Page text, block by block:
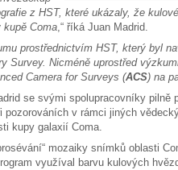
z HST, které ukázaly, že
Coma,“ říká Juan Madrid.
prostřednictvím HST, který byl
Survey. Nicméně uprostřed
Camera for Surveys (ACS) na
se svými spolupracovníky pilně
v rámci jiných
kupy galaxií Coma.
mozaiky snímků oblasti
využíval barvu kulových